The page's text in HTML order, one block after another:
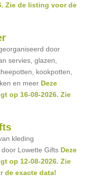
Zie de listing voor de
door
servies, glazen,
kookpotten,
en meer Deze
op 16-08-2026. Zie
kleding
Lowette Gifts Deze
op 12-08-2026. Zie
de exacte data!